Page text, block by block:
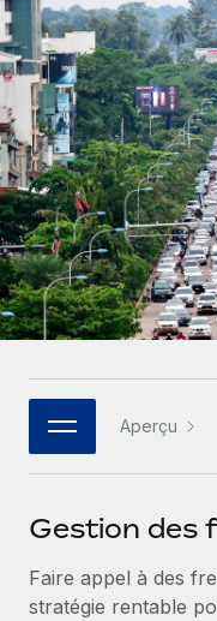
Gestion des
Intégrez et gérez
PEO
Sous-traitez les
INFRASTRUCTURE
Intégration
Intégrez vos RH
Plateforme
Des fonctions
Connectez
notre MCP
Rationalisez vos
SERVICES
Comparer
Examinez notre
CROISSANCE
Start-ups
Des solutions
paie des
Entreprises
Développez vos
mesure
Entreprise
Les RH à
Partenaires
Devenir
pays
Calculateur
Découvrez les
paiement pour
APPRENDRE AVEC
Recherche et
Études de cas
Checklists et
Descriptions de
Salle de presse
Nederlands
Français
Deutsch
Español
Italiano
Português (Portugal)
日本語
한국어
Aperçu
Gestion des
Faire appel à des
stratégie rentable